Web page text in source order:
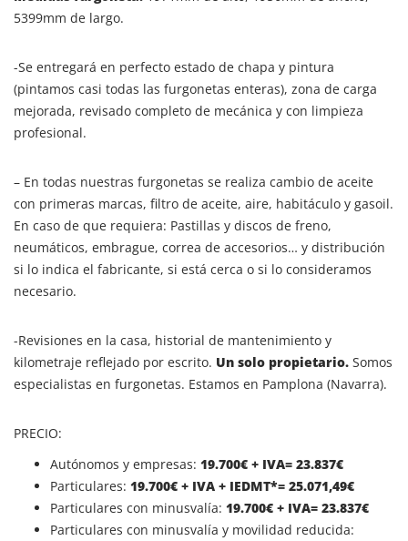
5399mm de largo.
-Se entregará en perfecto estado de chapa y pintura
(pintamos casi todas las furgonetas enteras), zona de carga
mejorada, revisado completo de mecánica y con limpieza
profesional.
– En todas nuestras furgonetas se realiza cambio de aceite
con primeras marcas, filtro de aceite, aire, habitáculo y gasoil.
En caso de que requiera: Pastillas y discos de freno,
neumáticos, embrague, correa de accesorios… y distribución
si lo indica el fabricante, si está cerca o si lo consideramos
necesario.
-Revisiones en la casa, historial de mantenimiento y
kilometraje reflejado por escrito. Un solo propietario. Somos
especialistas en furgonetas. Estamos en Pamplona (Navarra).
PRECIO:
Autónomos y empresas: 19.700€ + IVA= 23.837€
Particulares: 19.700€ + IVA + IEDMT*= 25.071,49€
Particulares con minusvalía: 19.700€ + IVA= 23.837€
Particulares con minusvalía y movilidad reducida: